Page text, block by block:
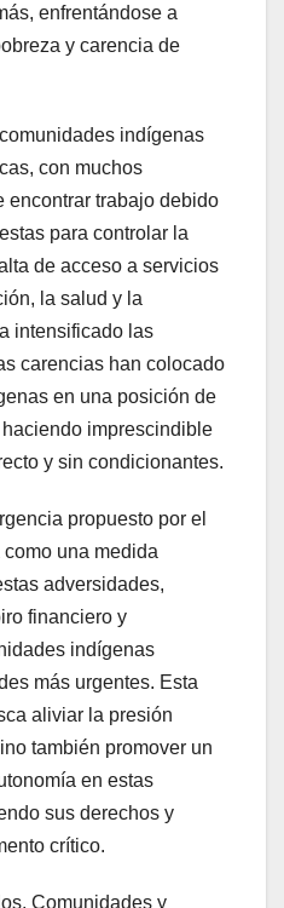
enfrentándose a
y carencia de
indígenas
con muchos
encontrar trabajo debido
para controlar la
de acceso a servicios
la salud y la
intensificado las
carencias han colocado
en una posición de
imprescindible
y sin condicionantes.
propuesto por el
una medida
adversidades,
financiero y
indígenas
más urgentes. Esta
aliviar la presión
también promover un
en estas
sus derechos y
crítico.
Comunidades y